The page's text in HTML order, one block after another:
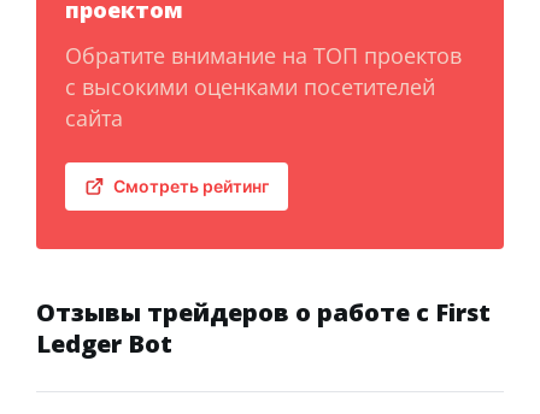
проектом
Обратите внимание на ТОП проектов
с высокими оценками посетителей
сайта
Смотреть рейтинг
Отзывы трейдеров о работе с First
Ledger Bot